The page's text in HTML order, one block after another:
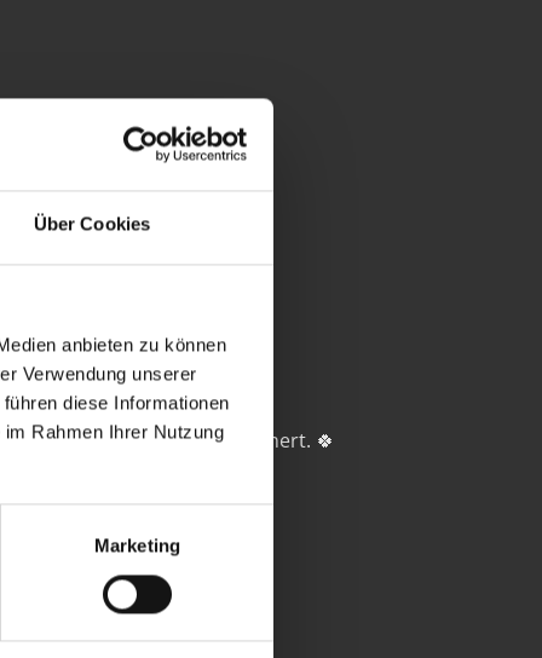
Über Cookies
anbieten zu können
Verwendung unserer
diese Informationen
Rahmen Ihrer Nutzung
Marketing
später niemand mehr erinnert. 🍀